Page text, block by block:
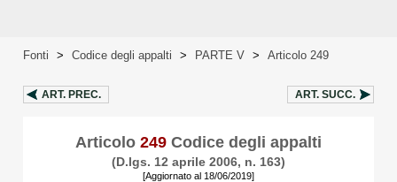
Fonti > Codice degli appalti > PARTE V > Articolo 249
ART. PREC. ART. SUCC.
Articolo 249 Codice degli appalti
(D.lgs. 12 aprile 2006, n. 163)
[Aggiornato al 18/06/2019]